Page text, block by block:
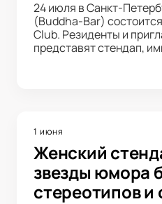
24 июля в Санкт-
(Buddha-Bar)
Club. Резиденты и
представят стендап,
1 июня
Женский
звезды юмора
стереотипов и